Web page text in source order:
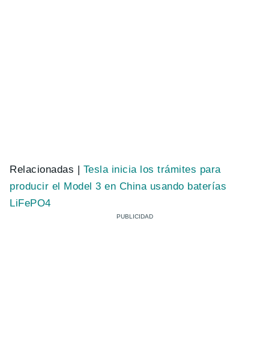
Relacionadas | Tesla inicia los trámites para
producir el Model 3 en China usando baterías
LiFePO4